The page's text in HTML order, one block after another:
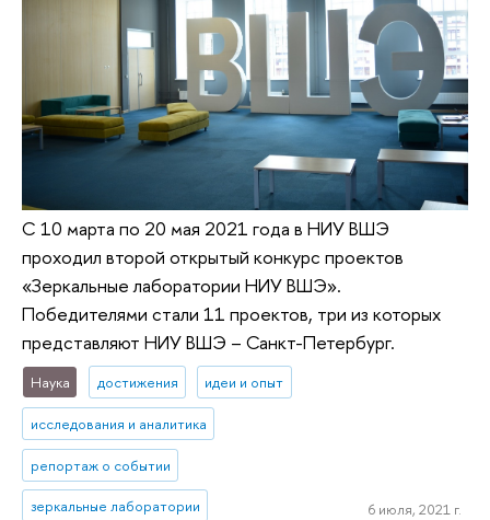
С 10 марта по 20 мая 2021 года в НИУ ВШЭ
проходил второй открытый конкурс проектов
«Зеркальные лаборатории НИУ ВШЭ».
Победителями стали 11 проектов, три из которых
представляют НИУ ВШЭ – Санкт-Петербург.
Наука достижения идеи и опыт
исследования и аналитика
репортаж о событии
зеркальные лаборатории 6 июля, 2021 г.